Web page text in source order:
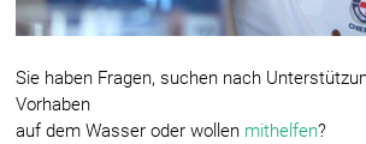
Sie haben Fragen, suchen nach
Vorhaben
auf dem Wasser oder wollen mithelfen?